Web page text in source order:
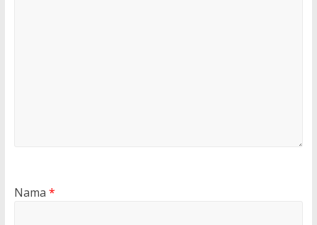
Nama *